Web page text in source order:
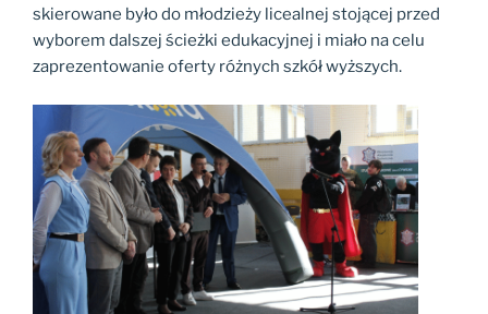
skierowane było do młodzieży licealnej stojącej przed
wyborem dalszej ścieżki edukacyjnej i miało na celu
zaprezentowanie oferty różnych szkół wyższych.